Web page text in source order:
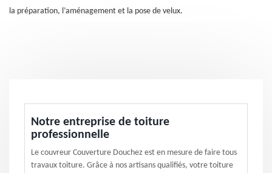
la préparation, l’aménagement et la pose de velux.
Notre entreprise de toiture
professionnelle
Le couvreur Couverture Douchez est en mesure de faire tous
travaux toiture. Grâce à nos artisans qualifiés, votre toiture